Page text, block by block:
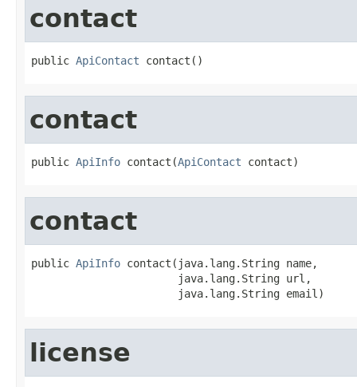
contact
public ApiContact contact()
contact
public ApiInfo contact(ApiContact contact)
contact
public ApiInfo contact(java.lang.String name,
                       java.lang.String url,
                       java.lang.String email)
license